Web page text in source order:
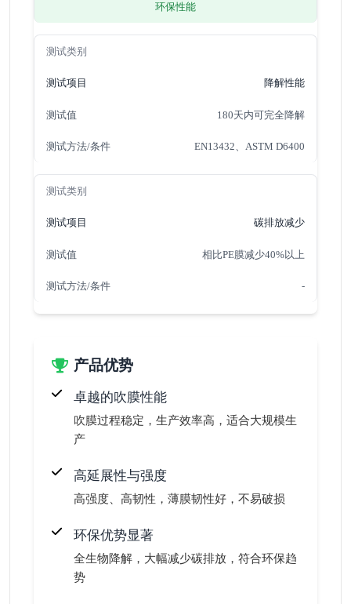
环保性能
降解性能
180天内可完全降解
EN13432、ASTM D6400
碳排放减少
相比PE膜减少40%以上
-
产品优势
卓越的吹膜性能
吹膜过程稳定，生产效率高，适合大规模生
产
高延展性与强度
高强度、高韧性，薄膜韧性好，不易破损
环保优势显著
全生物降解，大幅减少碳排放，符合环保趋
势